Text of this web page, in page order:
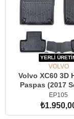
YERLİ
VOLVO
Volvo XC60 3D
Paspas (2017
EP105